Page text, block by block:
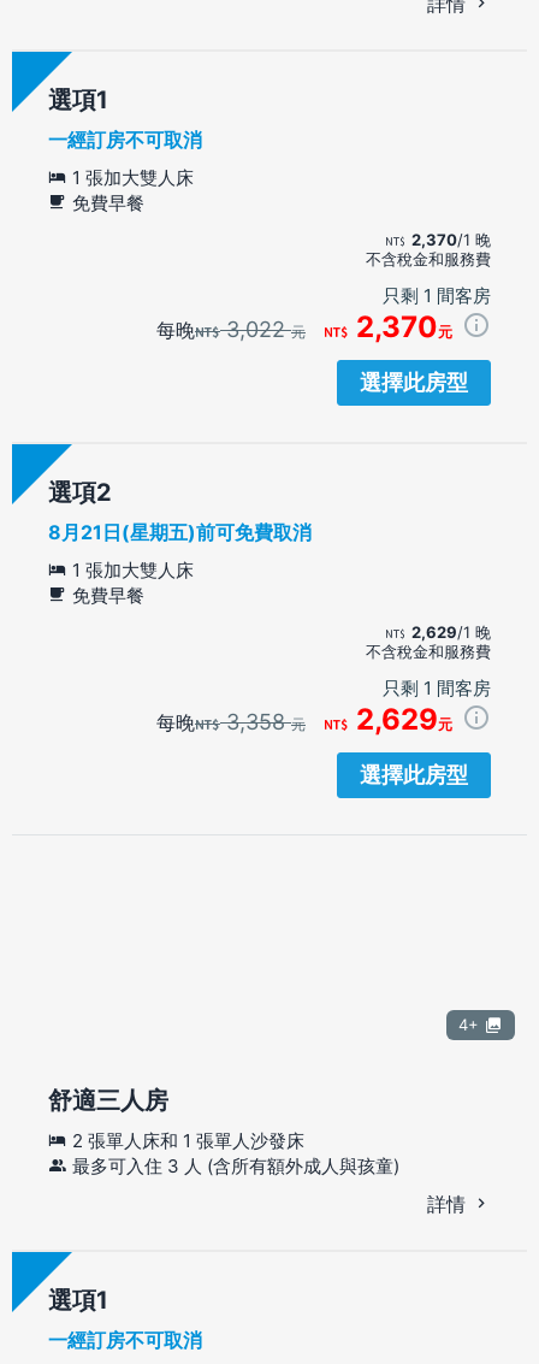
選項
一經訂房不可取消
1 張加大雙人床
免費早餐
2,370/1 晚
不含稅金和服務費
只剩 1 間客房
每晚 3,022元 2,370元
選擇此房型
選項
8月21日(星期五)前可免費取消
1 張加大雙人床
免費早餐
2,629/1 晚
不含稅金和服務費
只剩 1 間客房
每晚 3,358元 2,629元
選擇此房型
4+
舒適三人房
2 張單人床和 1 張單人沙發床
最多可入住 3 人 (含所有額外成人與孩童)
詳情
選項
一經訂房不可取消